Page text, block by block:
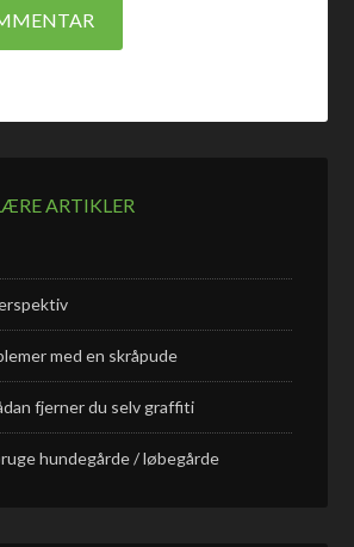
ARTIKLER
med en skråpude
fjerner du selv graffiti
hundegårde / løbegårde